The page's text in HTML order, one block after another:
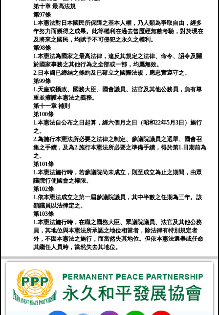
第十章 最高法規
第97條
1.本憲法對日本國民所保障之基本人權，乃人類為爭取自由，經多
年努力而獲得之成果。此等權利在過去曾歷經無數考驗，對於現在
及將來之國民，均賦予不可侵犯之永久之權利。
第98條
1.本憲法為國家之最高法律，違反其規定之法律、命令、詔令及關
於國家事務之其他行為之全部或一部，均屬無效。
2.日本國已締結之條約及已確立之國際法規，應忠實遵守之。
第99條
1.天皇或攝政、國務大臣、國會議員、法官及其他公務員，負有尊
重並擁護本憲法之義務。
第十一章 補則
第100條
1.本憲法自公布之日起算，經六個月之日（昭和22年5月3日）施行
之。
2.為施行本憲法所必要之法律之制定、參議院議員之選舉、國會召
集之手續，及為2.施行本憲法所必要之準備手續，得於第1.日期前為
之。
第101條
1.本憲法施行時，若參議院尚未成立，則至成立為止之期間，由眾
議院行使國會之權限。
第102條
1.依本憲法成立之第一屆參議院議員，其中半數之任期為三年。該
類議員以法律定之。
第103條
1.本憲法施行時，在職之國務大臣、眾議院議員、法官及其他公務
員，其地位與本憲法所承認之地位相當者，除法律有特別規定者
外，不因本憲法之施行，而當然失其地位。但依本憲法選舉或任命
其繼任人員時，當然失去其地位。